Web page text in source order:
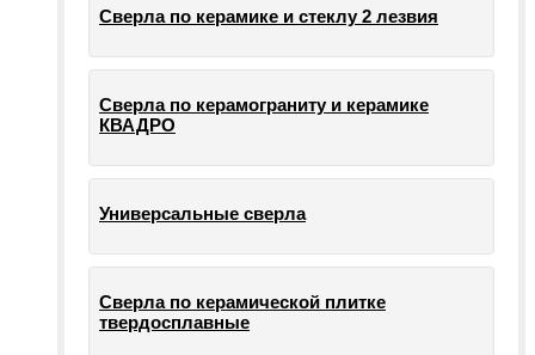
Сверла по керамике и стеклу 2 лезвия
Сверла по керамограниту и керамике
КВАДРО
Универсальные сверла
Сверла по керамической плитке
твердосплавные